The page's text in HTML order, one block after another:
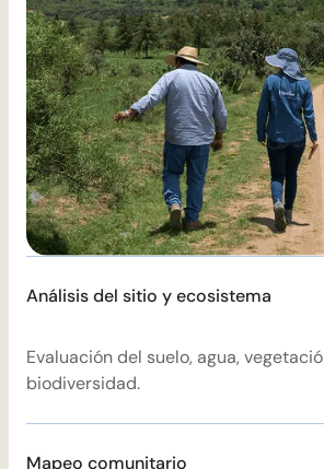
Análisis del sitio y ecosistema
Evaluación del suelo, agua,
biodiversidad.
Mapeo comunitario